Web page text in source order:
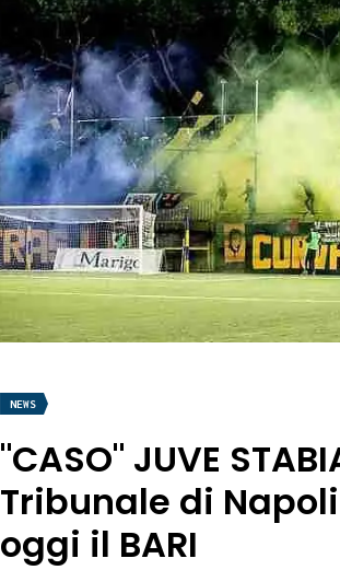
NEWS
"CASO" JUVE
Tribunale di
oggi il BARI